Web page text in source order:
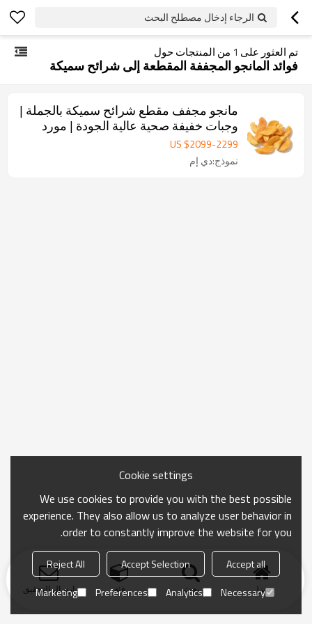
الرجاء إدخال مصطلح البحث
تم العثور على 1 من المنتجات حول
فوائد المانجو المجففة المقطعة إلى شرائح سميكة
مانجو مجفف مقطع شرائح سميكة بالجملة |
وجبات خفيفة صحية عالية الجودة | مورد
صيني
US $2099-2299
نموذج:دي إم
منزل بحث فئة ارسال التحقيق
Cookie settings
We use cookies to provide you with the best possible
experience. They also allow us to analyze user behavior in
order to constantly improve the website for you.
Accept all
Accept Selection
Reject All
Necessary
Analytics
Preferences
Marketing